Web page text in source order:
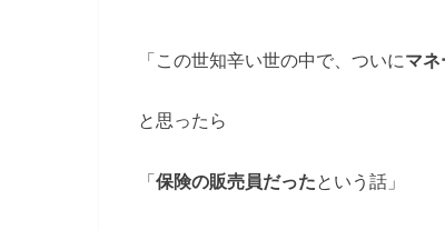
「この世知辛い世の中で、ついにマネ
と思ったら
「保険の販売員だったという話」